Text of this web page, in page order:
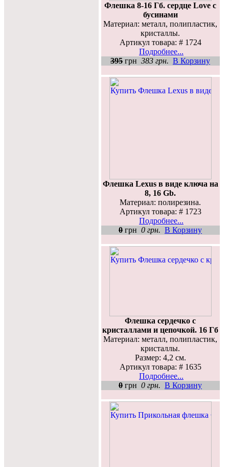
Флешка 8-16 Гб. сердце Love с
бусинами
Материал: металл, полипластик,
кристаллы.
Артикул товара: # 1724
Подробнее...
395 грн 383 грн. В Корзину
Флешка Lexus в виде ключа на
8, 16 Gb.
Материал: полирезина.
Артикул товара: # 1723
Подробнее...
0 грн 0 грн. В Корзину
Флешка сердечко с
кристаллами и цепочкой. 16 Гб
Материал: металл, полипластик,
кристаллы.
Размер: 4,2 см.
Артикул товара: # 1635
Подробнее...
0 грн 0 грн. В Корзину